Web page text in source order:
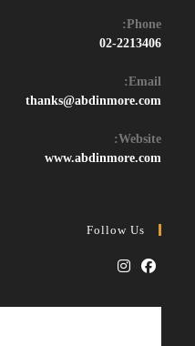
Phone:
02-2213406
Email:
thanks@abdinmore.com
Opens
Website:
www.abdinmore.com
Follow Us